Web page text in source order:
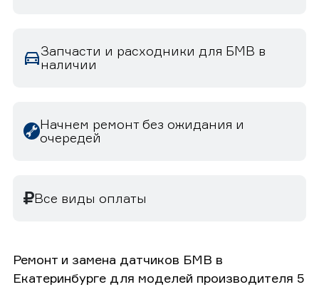
Запчасти и расходники для БМВ в
наличии
Начнем ремонт без ожидания и
очередей
Все виды оплаты
Ремонт и замена датчиков БМВ в
Екатеринбурге для моделей производителя 5